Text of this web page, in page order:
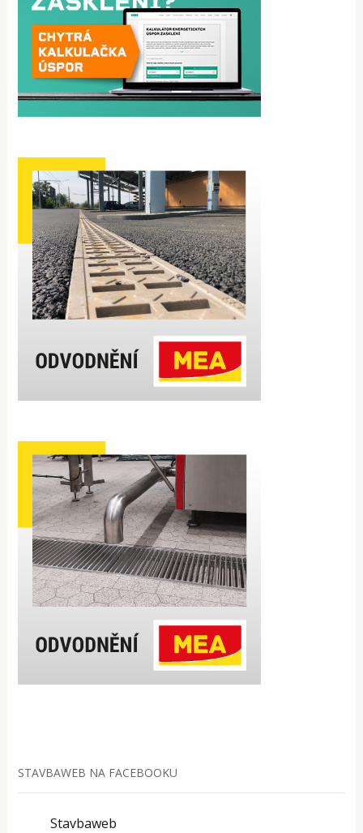
STAVBAWEB NA FACEBOOKU
Stavbaweb